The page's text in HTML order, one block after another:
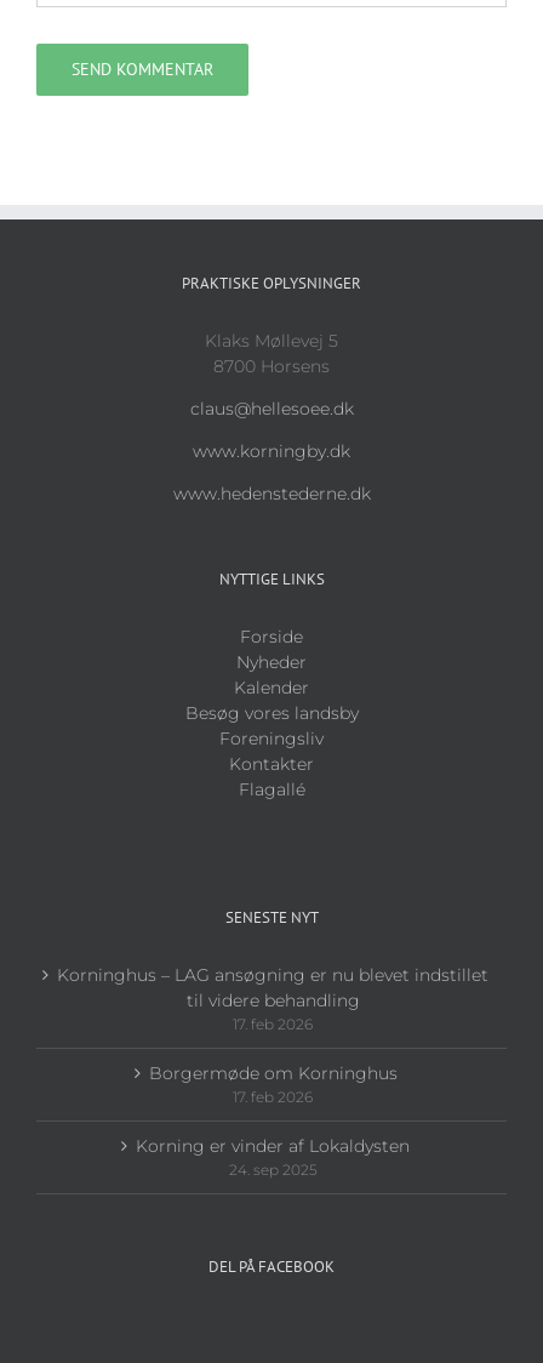
PRAKTISKE OPLYSNINGER
Klaks Møllevej 5
8700 Horsens
claus@hellesoee.dk
www.korningby.dk
www.hedenstederne.dk
NYTTIGE LINKS
Forside
Nyheder
Kalender
Besøg vores landsby
Foreningsliv
Kontakter
Flagallé
SENESTE NYT
Korninghus – LAG ansøgning er nu blevet indstillet
til videre behandling
17. feb 2026
Borgermøde om Korninghus
17. feb 2026
Korning er vinder af Lokaldysten
24. sep 2025
DEL PÅ FACEBOOK